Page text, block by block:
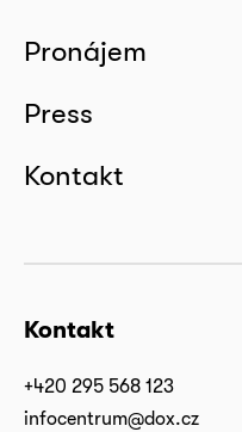
Pronájem
Press
Kontakt
Kontakt
+420 295 568 123
infocentrum@dox.cz